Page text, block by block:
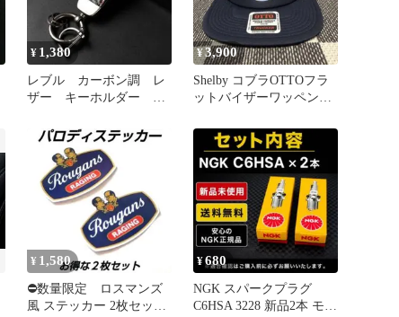
¥ 1,380
レブル カーボン調 レ
ザー キーホルダー レ
¥3,900
Shelby コブラOTTOフラ
ットバイザーワッペンメ
¥ 1,580
⛔数量限定 ロスマンズ
風 ステッカー 2枚セット
¥680
NGK スパークプラグ
C6HSA 3228 新品2本 モン